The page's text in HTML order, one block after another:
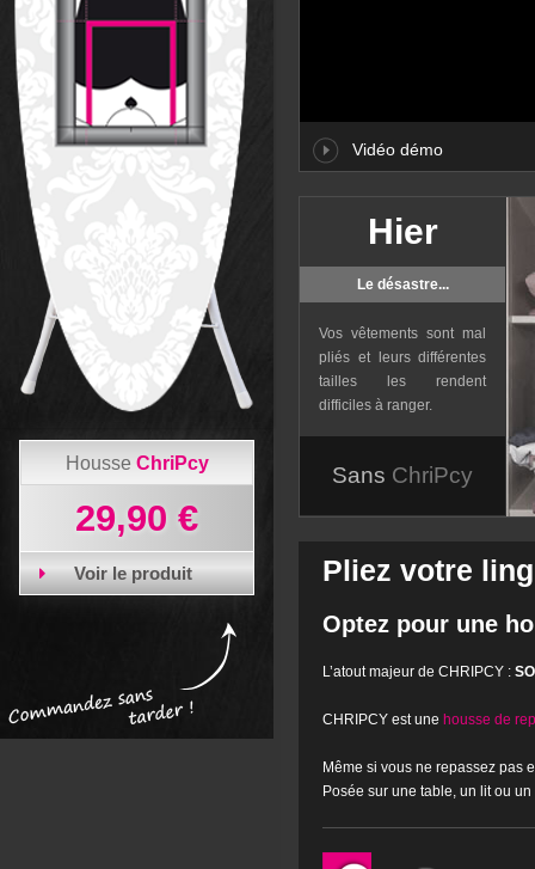
Housse ChriPcy
29,90 €
Voir le produit
Vidéo démo
Hier
Le désastre...
Vos vêtements sont mal
pliés et leurs différentes
tailles les rendent
difficiles à ranger.
Sans ChriPcy
Pliez votre
Optez pour une
L’atout majeur de CHRIPCY :
CHRIPCY est une housse de
Même si vous ne repassez pas
Posée sur une table, un lit ou